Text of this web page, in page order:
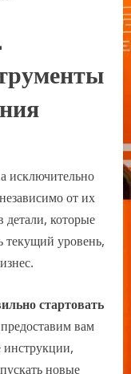
исключительно
от их
детали, которые
текущий уровень,
стартовать
вам
новые